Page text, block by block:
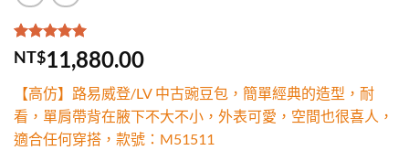
評分5.00 /
5，已有
2
位
分
NT$11,880.00
【高仿】路易威登/LV 中古豌豆包，簡單經典的造型，耐
看，單肩帶背在腋下不大不小，外表可愛，空間也很喜人，
適合任何穿搭，款號：M51511